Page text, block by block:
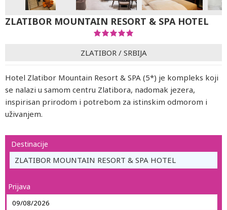
ZLATIBOR MOUNTAIN RESORT & SPA HOTEL
ZLATIBOR / SRBIJA
Hotel Zlatibor Mountain Resort & SPA (5*) je kompleks koji
se nalazi u samom centru Zlatibora, nadomak jezera,
inspirisan prirodom i potrebom za istinskim odmorom i
uživanjem.
Destinacije
ZLATIBOR MOUNTAIN RESORT & SPA HOTEL
Prijava